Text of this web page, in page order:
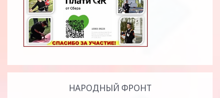
НАРОДНЫЙ ФРОНТ